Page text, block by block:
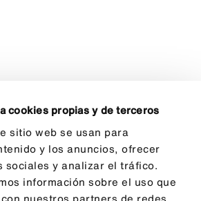
cookies propias y de terceros
sitio web se usan para
y los anuncios, ofrecer
sociales y analizar el tráfico.
información sobre el uso que
nuestros partners de redes